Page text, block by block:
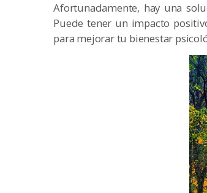
Afortunadamente, hay una
Puede tener un impacto
para mejorar tu bienestar